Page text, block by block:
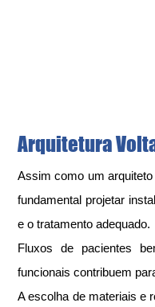
Arquitetura
Assim como um
fundamental projetar
e o tratamento adequado.
Fluxos de pacientes
funcionais contribuem
A escolha de materiais e